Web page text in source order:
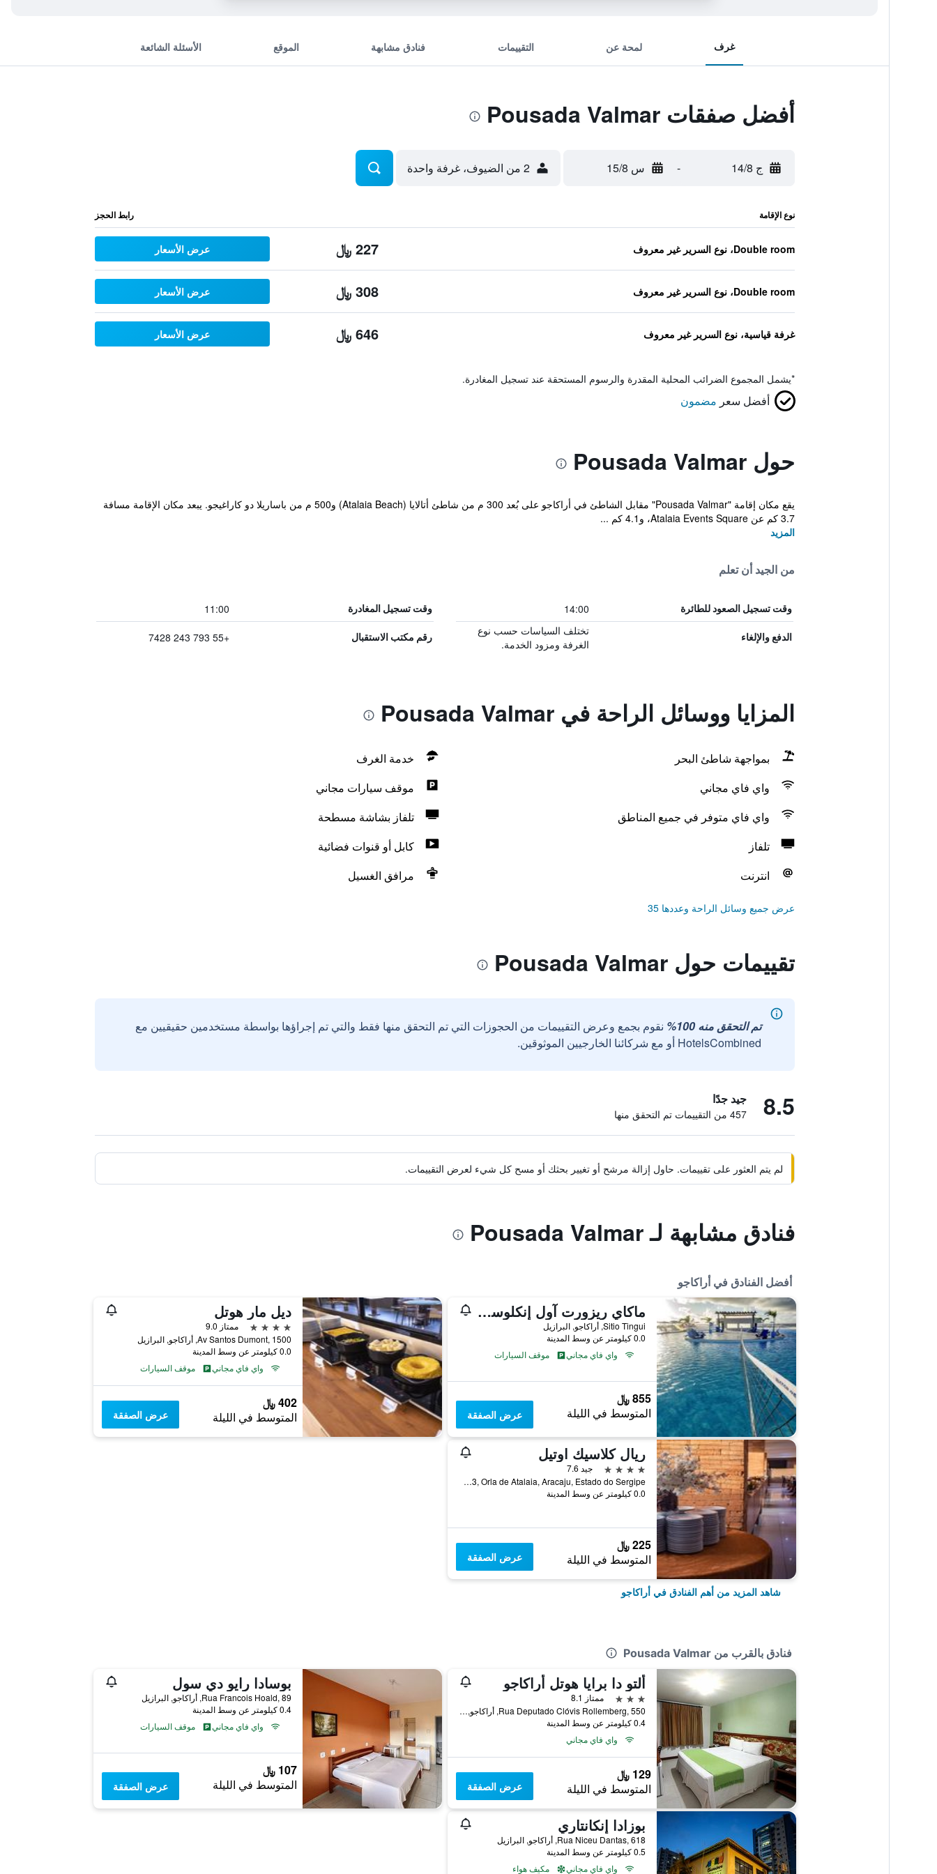
غرف لمحة عن التقييمات فنادق مشابهة الموقع الأسئلة الشائعة
أفضل صفقات Pousada Valmar
ج 14/8 - س 15/8 2 من الضيوف، غرفة واحدة
نوع الإقامة رابط الحجز
Double room، نوع السرير غير معروف 227 ﷼ عرض الأسعار
Double room، نوع السرير غير معروف 308 ﷼ عرض الأسعار
غرفة قياسية، نوع السرير غير معروف 646 ﷼ عرض الأسعار
*يشمل المجموع الضرائب المحلية المقدرة والرسوم المستحقة عند تسجيل المغادرة.
أفضل سعر مضمون
حول Pousada Valmar
يقع مكان إقامة "Pousada Valmar" مقابل الشاطئ في أراكاجو على بُعد 300 م من شاطئ أتالايا (Atalaia Beach) و500 م من باساريلا دو كاراغيجو. يبعد مكان الإقامة مسافة
3.7 كم عن Atalaia Events Square، و4.1 كم ...
المزيد
من الجيد أن تعلم
وقت تسجيل الصعود للطائرة 14:00 وقت تسجيل المغادرة 11:00
الدفع والإلغاء
تختلف السياسات حسب نوع
الغرفة ومزود الخدمة.
رقم مكتب الاستقبال +55 793 243 7428
المزايا ووسائل الراحة في Pousada Valmar
بمواجهة شاطئ البحر
خدمة الغرف
واي فاي مجاني
موقف سيارات مجاني
واي فاي متوفر في جميع المناطق
تلفاز بشاشة مسطحة
تلفاز
كابل أو قنوات فضائية
انترنت
مرافق الغسيل
عرض جميع وسائل الراحة وعددها 35
تقييمات حول Pousada Valmar
تم التحقق منه 100%
نقوم بجمع وعرض التقييمات من الحجوزات التي تم التحقق منها فقط والتي تم إجراؤها بواسطة مستخدمين حقيقيين مع
HotelsCombined أو مع شركائنا الخارجيين الموثوقين.
8.5 جيد جدًا
457 من التقييمات تم التحقق منها
لم يتم العثور على تقييمات. حاول إزالة مرشح أو تغيير بحثك أو مسح كل شيء لعرض التقييمات.
فنادق مشابهة لـ Pousada Valmar
أفضل الفنادق في أراكاجو
ماكاي ريزورت آول إنكلوسيف كونفينشن
Sitio Tingui, أراكاجو, البرازيل
0.0 كيلومتر عن وسط المدينة
واي فاي مجاني
موقف السيارات
855 ﷼
المتوسط في الليلة عرض الصفقة
ديل مار هوتل
4 نجوم
ممتاز 9.0
Av Santos Dumont, 1500, أراكاجو, البرازيل
0.0 كيلومتر عن وسط المدينة
واي فاي مجاني
موقف السيارات
402 ﷼
المتوسط في الليلة عرض الصفقة
ريال كلاسيك اوتيل
4 نجوم
جيد 7.6
Rua Const. Genival Maciel, 13, Orla de Atalaia, Aracaju, Estado do Sergipe, أراكاجو, البرازيل
0.0 كيلومتر عن وسط المدينة
225 ﷼
المتوسط في الليلة عرض الصفقة
شاهد المزيد من أهم الفنادق في أراكاجو
فنادق بالقرب من Pousada Valmar
ألتو دا برايا هوتل أراكاجو
3 نجوم
ممتاز 8.1
Rua Deputado Clóvis Rollemberg, 550, أراكاجو, البرازيل
0.4 كيلومتر عن وسط المدينة
واي فاي مجاني
129 ﷼
المتوسط في الليلة عرض الصفقة
بوسادا رايو دي سول
Rua Francois Hoald, 89, أراكاجو, البرازيل
0.4 كيلومتر عن وسط المدينة
واي فاي مجاني
موقف السيارات
107 ﷼
المتوسط في الليلة عرض الصفقة
بوزادا إنكانتاري
Rua Niceu Dantas, 618, أراكاجو, البرازيل
0.5 كيلومتر عن وسط المدينة
واي فاي مجاني
مكيف هواء